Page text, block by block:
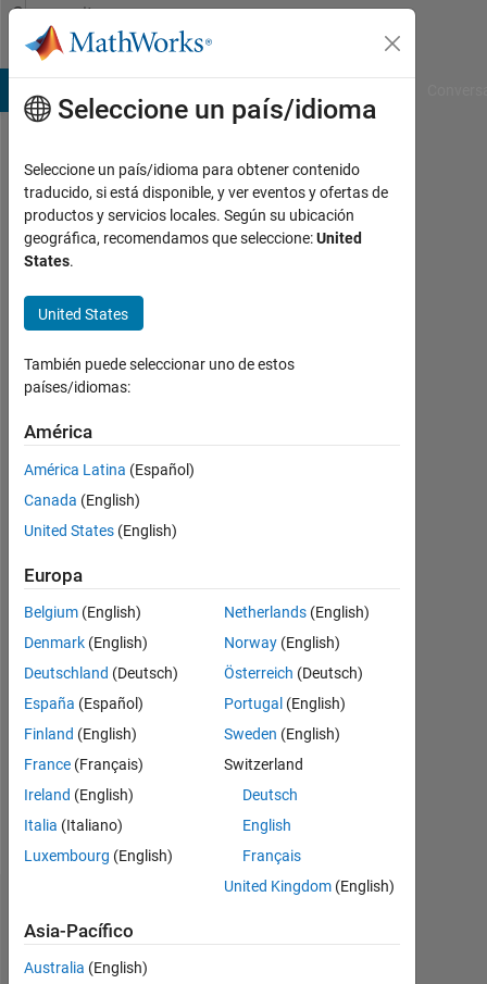
Saltar al contenido
Community
Profile
Kristin
Schall
-
van
Bellen
Last
casi
años
hace
|
actividad
2020
Followers:
Following:
Follow
Estadística
Seleccione un país/idioma
Seleccione un país/idioma para obtener contenido
traducido, si está disponible, y ver eventos y ofertas de
productos y servicios locales. Según su ubicación
geográfica, recomendamos que seleccione:United
States.
United States
También puede seleccionar uno de estos
países/idiomas:
América
América Latina (Español)
Canada (English)
United States (English)
Europa
Belgium (English)
Denmark (English)
Deutschland (Deutsch)
España (Español)
Finland (English)
France (Français)
Ireland (English)
Italia (Italiano)
Luxembourg (English)
Netherlands(English)
Norway(English)
Österreich (Deutsch)
Portugal (English)
Sweden (English)
Switzerland
Deutsch
English
Français
United Kingdom(English)
Asia-Pacífico
Australia (English)